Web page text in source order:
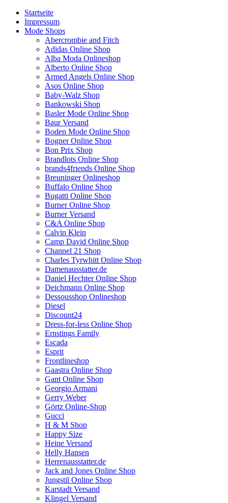
Startseite
Impressum
Mode Shops
Abercrombie and Fitch
Adidas Online Shop
Alba Moda Onlineshop
Alberto Online Shop
Armed Angels Online Shop
Asos Online Shop
Baby-Walz Shop
Bankowski Shop
Basler Mode Online Shop
Baur Versand
Boden Mode Online Shop
Bogner Online Shop
Bon Prix Shop
Brandlots Online Shop
brands4friends Online Shop
Breuninger Onlineshop
Buffalo Online Shop
Bugatti Online Shop
Burner Online Shop
Burner Versand
C&A Online Shop
Calvin Klein
Camp David Online Shop
Channel 21 Shop
Charles Tyrwhitt Online Shop
Damenausstatter.de
Daniel Hechter Online Shop
Deichmann Online Shop
Dessousshop Onlineshop
Diesel
Discount24
Dress-for-less Online Shop
Ernstings Family
Escada
Esprit
Frontlineshop
Gaastra Online Shop
Gant Online Shop
Georgio Armani
Gerry Weber
Görtz Online-Shop
Gucci
H & M Shop
Happy Size
Heine Versand
Helly Hansen
Herrenausstatter.de
Jack and Jones Online Shop
Jungstil Online Shop
Karstadt Versand
Klingel Versand